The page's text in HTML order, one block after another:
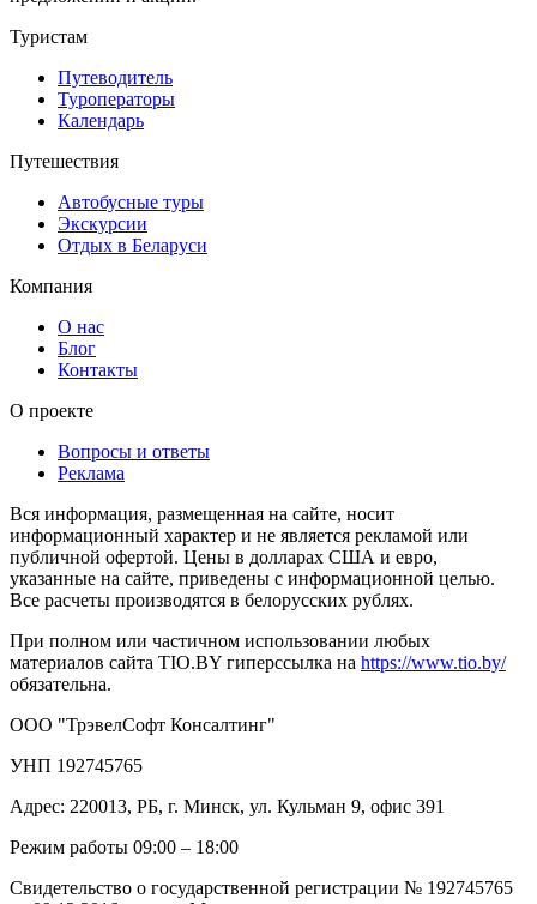
Туристам
Путеводитель
Туроператоры
Календарь
Путешествия
Автобусные туры
Экскурсии
Отдых в Беларуси
Компания
О нас
Блог
Контакты
О проекте
Вопросы и ответы
Реклама
Вся информация, размещенная на сайте, носит
информационный характер и не является рекламой или
публичной офертой. Цены в долларах США и евро,
указанные на сайте, приведены с информационной целью.
Все расчеты производятся в белорусских рублях.
При полном или частичном использовании любых
материалов сайта TIO.BY гиперссылка на https://www.tio.by/
обязательна.
ООО "ТрэвелСофт Консалтинг"
УНП 192745765
Адрес: 220013, РБ, г. Минск, ул. Кульман 9, офис 391
Режим работы 09:00 – 18:00
Свидетельство о государственной регистрации № 192745765